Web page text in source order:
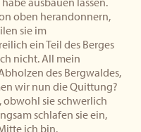
oben herandonnern,
sie im
ein Teil des Berges
nicht. All mein
des Bergwaldes,
wir nun die Quittung?
obwohl sie schwerlich
schlafen sie ein,
ich bin.